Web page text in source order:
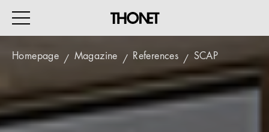
WORK
HOME
Homepage Magazine References SCAP